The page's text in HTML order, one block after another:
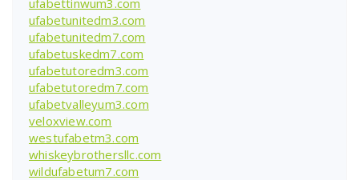
ufabetunitedm3.com
ufabetunitedm7.com
ufabetuskedm7.com
ufabetutoredm3.com
ufabetutoredm7.com
ufabetvalleyum3.com
veloxview.com
westufabetm3.com
whiskeybrothersllc.com
wildufabetum7.com